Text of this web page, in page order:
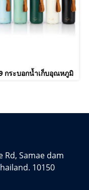
กระบอกน้ำเก็บอุณหภูมิ
Rd, Samae dam
10150